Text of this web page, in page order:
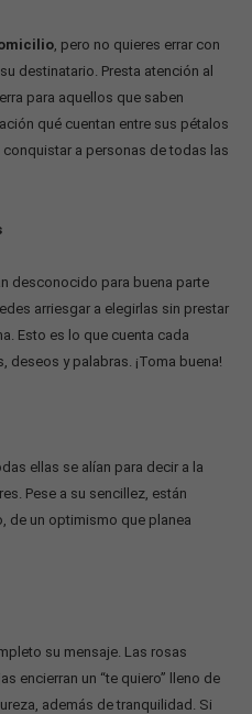
, pero no quieres errar con
destinatario. Presta atención al
para aquellos que saben
qué cuentan entre sus pétalos
a personas de todas las
desconocido para buena parte
arriesgar a elegirlas sin prestar
Esto es lo que cuenta cada
deseos y palabras. ¡Toma buena!
ellas se alían para decir a la
Pese a su sencillez, están
de un optimismo que planea
su mensaje. Las rosas
encierran un “te quiero” lleno de
además de tranquilidad. Si